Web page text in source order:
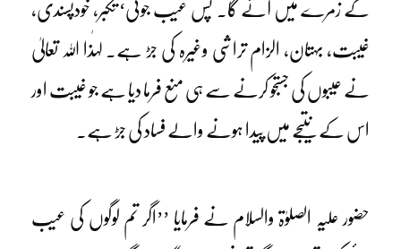
کے زمرے میں آئے گا۔ پس عیب جوئی‘ تکبر، خودپسندی،
غیبت، بہتان، الزام تراشی وغیرہ کی جڑ ہے۔ لہٰذا اللہ تعالیٰ
نے عیبوں کی جستجو کرنے سے ہی منع فرما دیا ہے جو غیبت اور
اس کے نتیجے میں پیدا ہونے والے فساد کی جڑ ہے۔
حضور علیہ الصلوٰۃ والسلام نے فرمایا ’’اگر تم لوگوں کی عیب